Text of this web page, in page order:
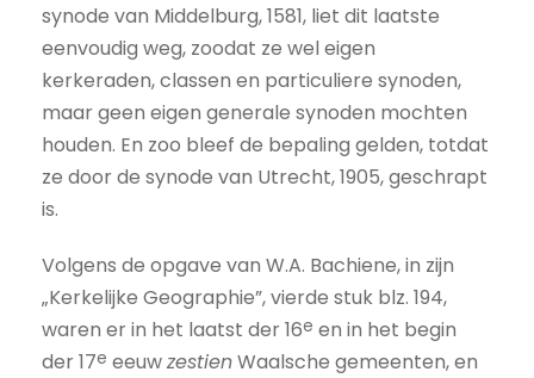
synode van Middelburg, 1581, liet dit laatste
eenvoudig weg, zoodat ze wel eigen
kerkeraden, classen en particuliere synoden,
maar geen eigen generale synoden mochten
houden. En zoo bleef de bepaling gelden, totdat
ze door de synode van Utrecht, 1905, geschrapt
is.
Volgens de opgave van W.A. Bachiene, in zijn
„Kerkelijke Geographie”, vierde stuk blz. 194,
waren er in het laatst der 16e en in het begin
der 17e eeuwzestienWaalsche gemeenten, en